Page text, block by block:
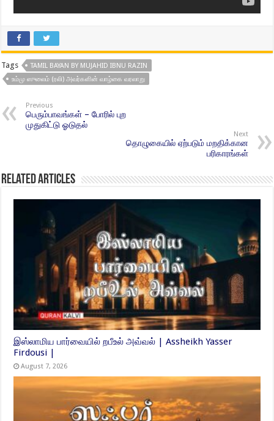
Tags
TAMIL BAYAN BY MUJAHID IBNU RAZIN
உம்மு ஸுலைம் (ரலி) அவர்களின் வாழ்கை வரலாறு
Previous
பெரும்பாவங்கள் – போரில் புற
முதுகிட்டு ஓடுதல்
Next
தொழுகையில் ஏற்படும் மறதிக்கான
பரிகாரங்கள்
Related Articles
இஸ்லாமிய பார்வையில் றபீஉல் அவ்வல் | Assheikh Yasser
Firdousi |
August 7, 2026